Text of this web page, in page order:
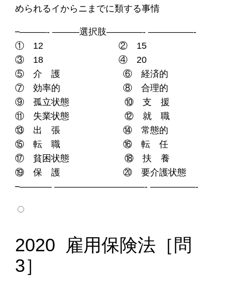
められるイからニまでに類する事情
–———- ———選択肢————- —————-
① 12 ② 15
③ 18 ④ 20
⑤ 介 護 ⑥ 経済的
⑦ 効率的 ⑧ 合理的
⑨ 孤立状態 ⑩ 支 援
⑪ 失業状態 ⑫ 就 職
⑬ 出 張 ⑭ 常態的
⑮ 転 職 ⑯ 転 任
⑰ 貧困状態 ⑱ 扶 養
⑲ 保 護 ⑳ 要介護状態
–———– ——————————- —————-
2020 雇用保険法 ［問
3］